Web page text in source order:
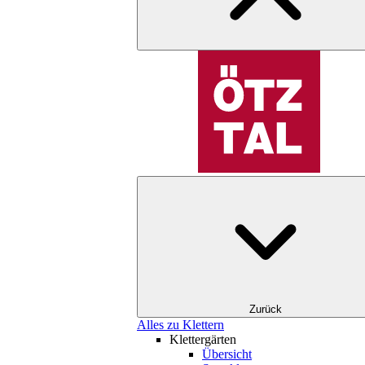
Zurück
Alles zu Klettern
Klettergärten
Übersicht